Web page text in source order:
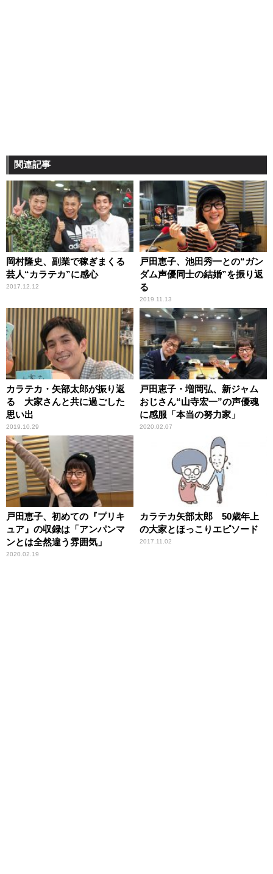
関連記事
岡村隆史、副業で稼ぎまくる
芸人“カラテカ”に感心
2017.12.12
戸田恵子、池田秀一との“ガン
ダム声優同士の結婚”を振り返
る
2019.11.13
カラテカ・矢部太郎が振り返
る 大家さんと共に過ごした
思い出
2019.10.29
戸田恵子・増岡弘、新ジャム
おじさん“山寺宏一”の声優魂
に感服「本当の努力家」
2020.02.07
戸田恵子、初めての『プリキ
ュア』の収録は「アンパンマ
ンとは全然違う雰囲気」
2020.02.19
カラテカ矢部太郎 50歳年上
の大家とほっこりエピソード
2017.11.02